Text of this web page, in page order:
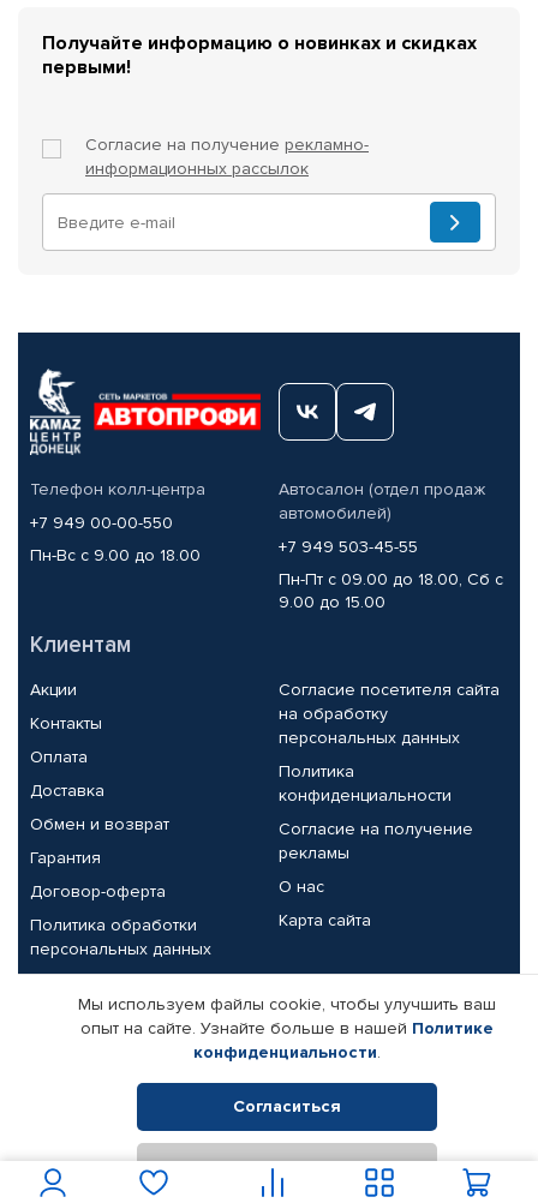
Получайте информацию о новинках и скидках
первыми!
Согласие на получение рекламно-
информационных рассылок
Телефон колл-центра
+7 949 00-00-550
Пн-Вс с 9.00 до 18.00
Автосалон (отдел продаж
автомобилей)
+7 949 503-45-55
Пн-Пт с 09.00 до 18.00, Сб с
9.00 до 15.00
Клиентам
Акции
Контакты
Оплата
Доставка
Обмен и возврат
Гарантия
Договор-оферта
Политика обработки
персональных данных
Согласие посетителя сайта
на обработку
персональных данных
Политика
конфиденциальности
Согласие на получение
рекламы
О нас
Карта сайта
Партнерам
Корпоративным клиентам
Поставщикам
Реквизиты компании
© КАМАЗ ЦЕНТР ДОНЕЦК, 2015-2026. Все права защищены.
Интернет-магазин автомобильных товаров Автопрофи.
Мы используем файлы cookie, чтобы улучшить ваш
опыт на сайте. Узнайте больше в нашей Политике
конфиденциальности.
Согласиться
Отклонить